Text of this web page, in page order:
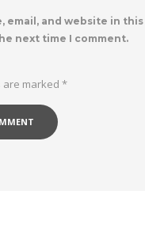
email, and website in this
next time I comment.
are marked *